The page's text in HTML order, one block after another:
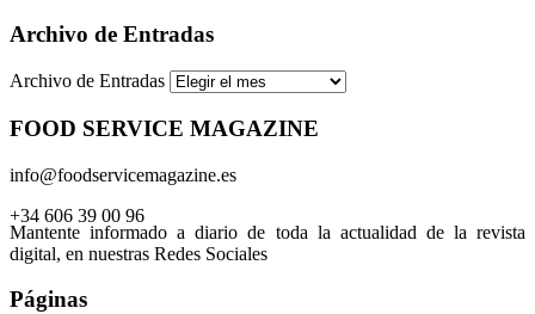
Archivo de Entradas
Archivo de Entradas
FOOD SERVICE MAGAZINE
info@foodservicemagazine.es
+34 606 39 00 96
Mantente informado a diario de toda la actualidad de la revista
digital, en nuestras Redes Sociales
Páginas